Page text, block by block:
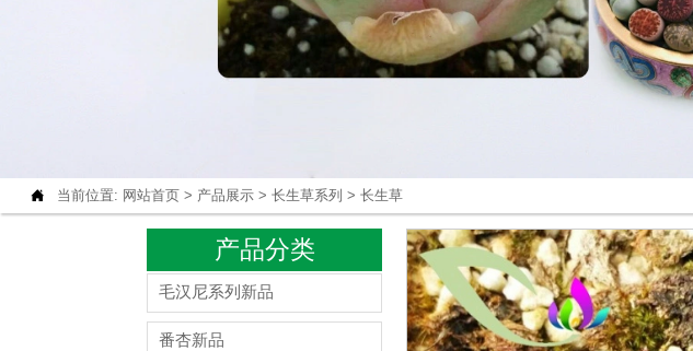
 当前位置: 网站首页> 产品展示> 长生草系列 > 长生草
产品分类
毛汉尼系列新品
番杏新品